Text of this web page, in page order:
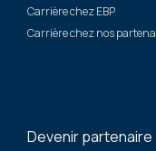
Carrière chez EBP
Carrière chez nos
Devenir partenaire